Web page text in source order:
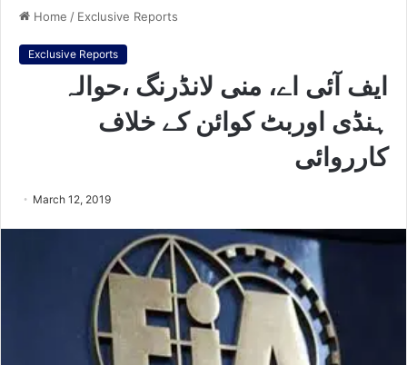
Home / Exclusive Reports
Exclusive Reports
ایف آئی اے، منی لانڈرنگ ،حوالہ
ہنڈی اوربٹ کوائن کے خلاف
کارروائی
March 12, 2019